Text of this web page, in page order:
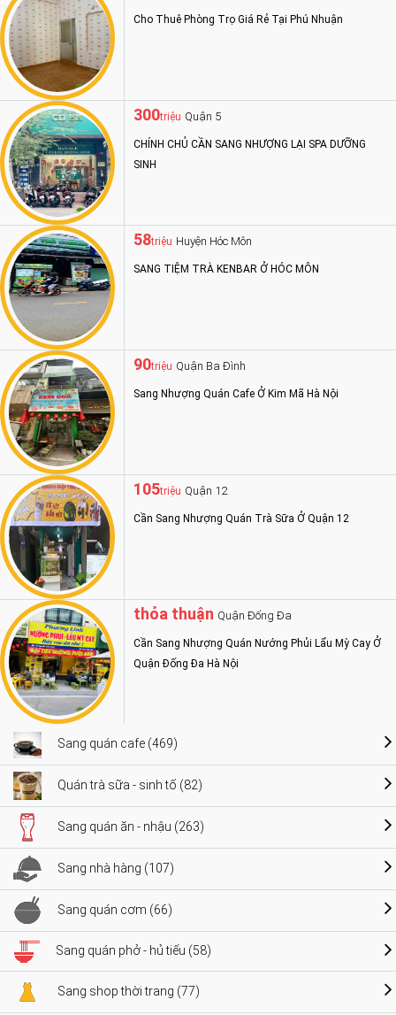
Cho Thuê Phòng Trọ Giá Rẻ Tại Phú Nhuận
300triệu Quận 5
CHÍNH CHỦ CẦN SANG NHƯỢNG LẠI SPA DƯỠNG
SINH
58triệu Huyện Hóc Môn
SANG TIỆM TRÀ KENBAR Ở HÓC MÔN
90triệu Quận Ba Đình
Sang Nhượng Quán Cafe Ở Kim Mã Hà Nội
105triệu Quận 12
Cần Sang Nhượng Quán Trà Sữa Ở Quận 12
thỏa thuận Quận Đống Đa
Cần Sang Nhượng Quán Nướng Phủi Lẩu Mỳ Cay Ở
Quận Đống Đa Hà Nội
Sang quán cafe (469)
Quán trà sữa - sinh tố (82)
Sang quán ăn - nhậu (263)
Sang nhà hàng (107)
Sang quán cơm (66)
Sang quán phở - hủ tiếu (58)
Sang shop thời trang (77)